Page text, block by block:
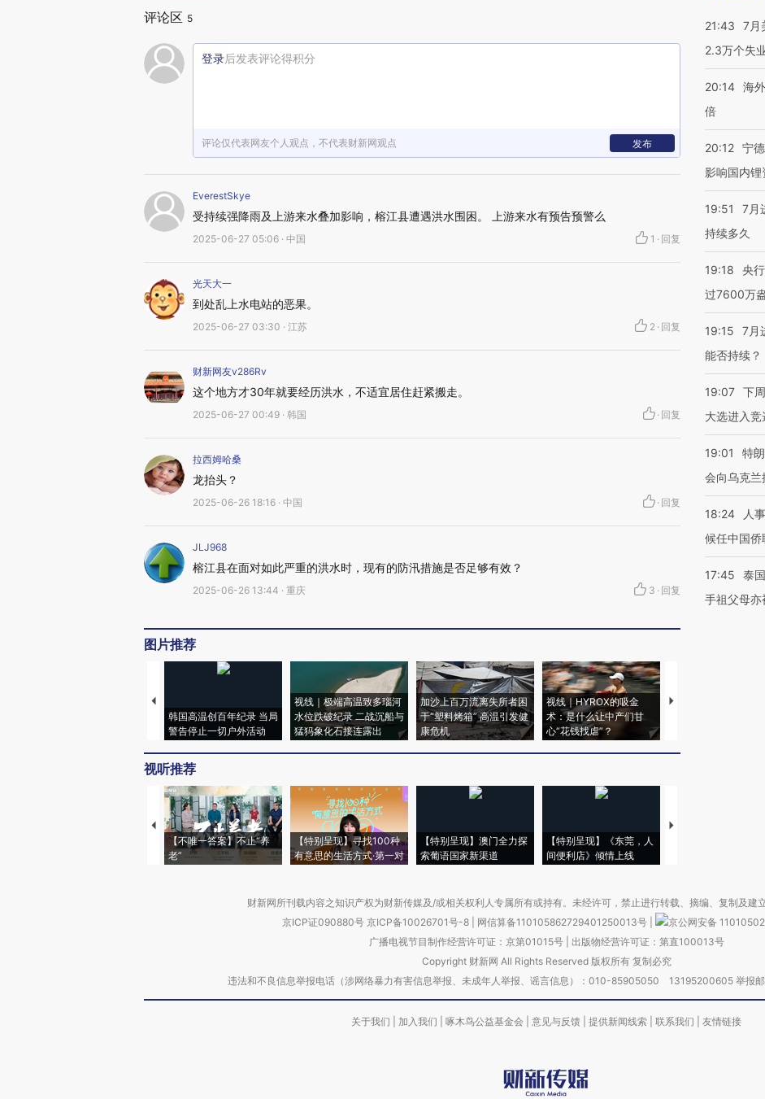
评论区 5
登录后发表评论得积分
评论仅代表网友个人观点，不代表财新网观点 发布
EverestSkye
受持续强降雨及上游来水叠加影响，榕江县遭遇洪水围困。 上游来水有预告预警么
2025-06-27 05:06 · 中国 1 · 回复
光天大一
到处乱上水电站的恶果。
2025-06-27 03:30 · 江苏 2 · 回复
财新网友v286Rv
这个地方才30年就要经历洪水，不适宜居住赶紧搬走。
2025-06-27 00:49 · 韩国 · 回复
拉西姆哈桑
龙抬头？
2025-06-26 18:16 · 中国 · 回复
JLJ968
榕江县在面对如此严重的洪水时，现有的防汛措施是否足够有效？
2025-06-26 13:44 · 重庆 3 · 回复
图片推荐
韩国高温创百年纪录 当局
警告停止一切户外活动
视线｜极端高温致多瑙河
水位跌破纪录 二战沉船与
猛犸象化石接连露出
加沙上百万流离失所者困
于“塑料烤箱” 高温引发健
康危机
视线｜HYROX的吸金
术：是什么让中产们甘
心“花钱找虐”？
马航飞行员跨国走私7
视听推荐
【不唯一答案】不止“养
老”
【特别呈现】寻找100种
有意思的生活方式·第一对
【特别呈现】澳门全力探
索葡语国家新渠道
【特别呈现】《东莞，人
间便利店》倾情上线
【推广】走进第四届
21:43
7月
2.3万个失
20:14 海
倍
20:12 宁
影响国内锂
19:51
7月
持续多久
19:18
央
过7600万
19:15
7月
能否持续？
19:07 下
大选进入竞
19:01
特
会向乌克兰
18:24
人
候任中国侨
17:45
泰
手祖父母亦
财新网所刊载内容之知识产权为财新传媒及/或相关权利人专属所有或持有。未经许可，禁止进行转载、摘编、复制及建
京ICP证090880号 京ICP备10026701号-8 网信算备110105862729401250013号
京公网安备
广播电视节目制作经营许可证：京第01015号| 出版物经营许可证：第直100013号
Copyright 财新网 All Rights Reserved 版权所有 复制必究
违法和不良信息举报电话（涉网络暴力有害信息举报、未成年人举报、谣言信息）：010-85905050 13195200605 举报
关于我们 加入我们 啄木鸟公益基金会 意见与反馈 提供新闻线索 联系我们 友情链接